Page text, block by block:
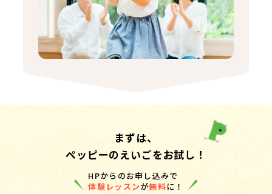
まずは、
ペッピーのえいごをお試し！
HPからのお申し込みで
体験レッスンが無料に！